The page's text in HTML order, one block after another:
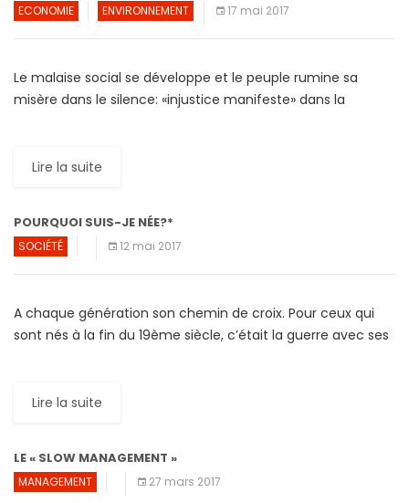
ECONOMIE ENVIRONNEMENT 17 mai 2017
Le malaise social se développe et le peuple rumine sa
misère dans le silence: «injustice manifeste» dans la
Lire la suite
POURQUOI SUIS-JE NÉE?*
SOCIÉTÉ 12 mai 2017
A chaque génération son chemin de croix. Pour ceux qui
sont nés à la fin du 19ème siècle, c’était la guerre avec ses
Lire la suite
LE « SLOW MANAGEMENT »
MANAGEMENT 27 mars 2017